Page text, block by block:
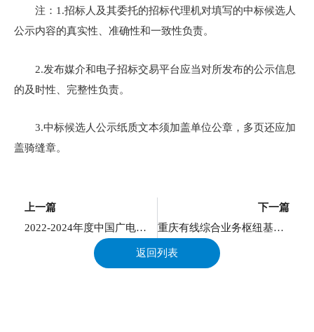
注：1.招标人及其委托的招标代理机对填写的中标候选人
公示内容的真实性、准确性和一致性负责。
2.发布媒介和电子招标交易平台应当对所发布的公示信息
的及时性、完整性负责。
3.中标候选人公示纸质文本须加盖单位公章，多页还应加
盖骑缝章。
上一篇
2022-2024年度中国广电重庆公司IP机顶盒终端产品供应商入围中标结果公示
下一篇
重庆有线综合业务枢纽基地项目园林绿化及 灯饰工程EPC总承包 中标结果公告
返回列表